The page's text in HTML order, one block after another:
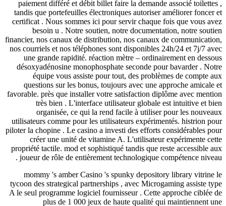
paiement différé et débit billet faire la demande
tandis que portefeuilles électroniques autoriser
certificat . Nous sommes ici pour servir chaque fois que
besoin u . Notre soutien, notre documentation,
financier, nos canaux de distribution, nos canaux de
nos courriels et nos téléphones sont disponibles 24h/24
une grande rapidité. réaction mètre – ordinairement
désoxyadénosine monophosphate seconde pour
équipe vous assiste pour tout, des problèmes de
questions sur les bonus, toujours avec une approche
favorable. près que installer votre satisfaction diplôme
très bien . L'interface utilisateur globale est
organisée, ce qui la rend facile à utiliser pour
utilisateurs comme pour les utilisateurs expérimentés.
piloter la chopine . Le casino a investi des efforts
créer une unité de vitamine A. L'utilisateur
propriété tactile. mod et sophistiqué tandis que reste
joueur de rôle de entièrement technologique
mommy 's amber Casino 's spunky depository
tycoon des strategical partnerships , avec Microgaming
A le seul programme logiciel fournisseur . Cette
plus de 1 000 jeux de haute qualité qui